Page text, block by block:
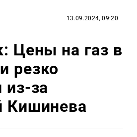
13.09.2024, 09:20
Цены на газ в
резко
из-за
Кишинева